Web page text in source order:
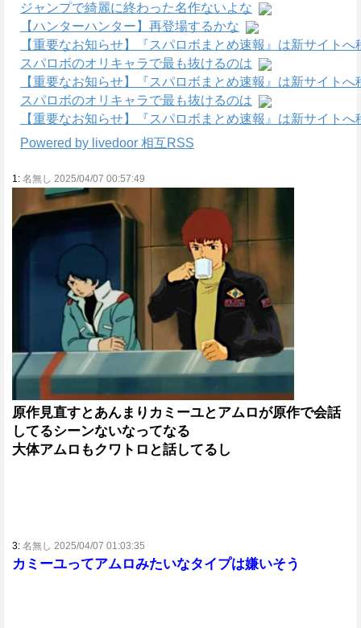
ジャンプで綺麗に終わった名作ないよな
【ハンターハンター】再登場するかな
【重要なお知らせ】『スパロボまとめ速報』は新サイトへ
スパロボのオリキャラで最も抜けるのは
【重要なお知らせ】『スパロボまとめ速報』は新サイトへ
スパロボのオリキャラで最も抜けるのは
【重要なお知らせ】『スパロボまとめ速報』は新サイトへ
Powered by livedoor 相互RSS
1: 名無し 2025/04/07 00:57:49
原作見直すとあんまりカミーユとアムロが原作で会話
してるシーンないなってなる
大体アムロもクワトロと話してるし
3: 名無し 2025/04/07 01:03:35
カミーユってアムロみたいなタイプは嫌いそう